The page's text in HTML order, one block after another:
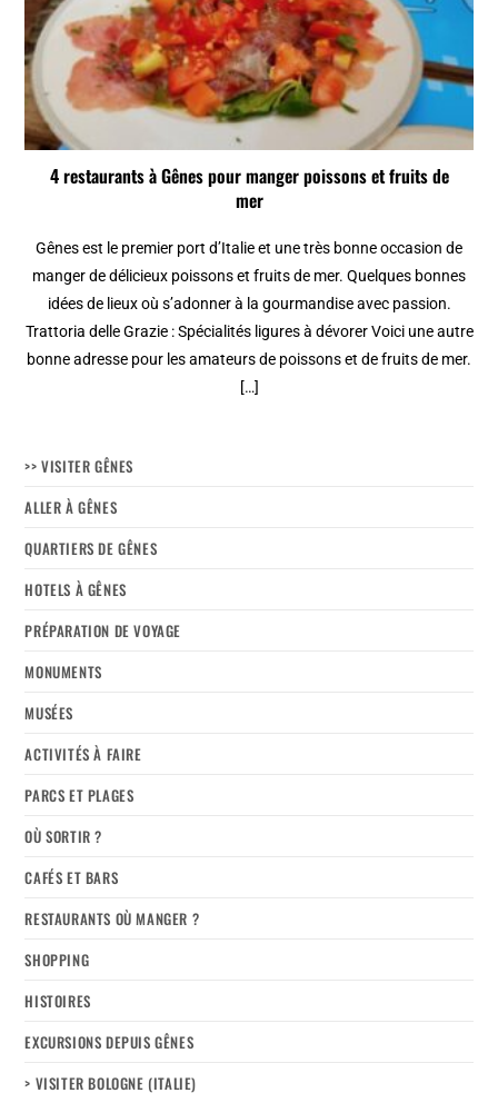
4 restaurants à Gênes pour manger poissons et fruits de
mer
Gênes est le premier port d’Italie et une très bonne occasion de
manger de délicieux poissons et fruits de mer. Quelques bonnes
idées de lieux où s’adonner à la gourmandise avec passion.
Trattoria delle Grazie : Spécialités ligures à dévorer Voici une autre
bonne adresse pour les amateurs de poissons et de fruits de mer.
[…]
>> VISITER GÊNES
ALLER À GÊNES
QUARTIERS DE GÊNES
HOTELS À GÊNES
PRÉPARATION DE VOYAGE
MONUMENTS
MUSÉES
ACTIVITÉS À FAIRE
PARCS ET PLAGES
OÙ SORTIR ?
CAFÉS ET BARS
RESTAURANTS OÙ MANGER ?
SHOPPING
HISTOIRES
EXCURSIONS DEPUIS GÊNES
> VISITER BOLOGNE (ITALIE)